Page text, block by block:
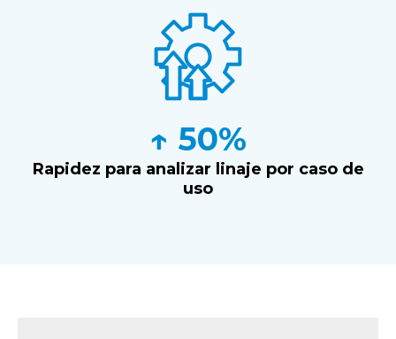
↑ 50%
Rapidez para analizar linaje por caso de
uso